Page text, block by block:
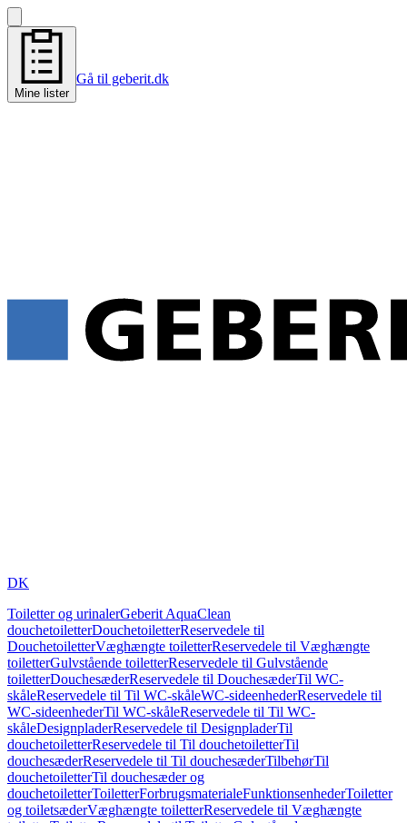
Mine lister
Gå til geberit.dk
DK
Toiletter og urinalerGeberit AquaClean
douchetoiletterDouchetoiletterReservedele til
DouchetoiletterVæghængte toiletterReservedele til Væghængte
toiletterGulvstående toiletterReservedele til Gulvstående
toiletterDouchesæderReservedele til DouchesæderTil WC-
skåleReservedele til Til WC-skåleWC-sideenhederReservedele til
WC-sideenhederTil WC-skåleReservedele til Til WC-
skåleDesignpladerReservedele til DesignpladerTil
douchetoiletterReservedele til Til douchetoiletterTil
douchesæderReservedele til Til douchesæderTilbehørTil
douchetoiletterTil douchesæder og
douchetoiletterToiletterForbrugsmaterialeFunktionsenhederToiletter
og toiletsæderVæghængte toiletterReservedele til Væghængte